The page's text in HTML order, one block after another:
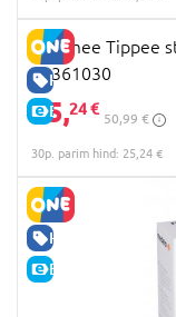
HEA HIND
E-HIND
Tommee Tippee
42361030
25,24 €
50,99 €
30p. parim hind: 25,24 €
HEA HIND
E-HIND